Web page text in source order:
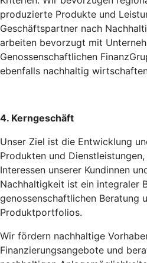
produzierte Produkte und
Geschäftspartner nach
arbeiten bevorzugt mit
Genossenschaftlichen
ebenfalls nachhaltig
4. Kerngeschäft
Unser Ziel ist die Entwicklung
Produkten und
Interessen unserer Kundinnen
Nachhaltigkeit ist ein integraler
genossenschaftlichen Beratung
Produktportfolios.
Wir fördern nachhaltige
Finanzierungsangebote und